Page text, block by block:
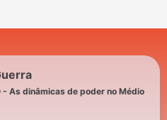
- As dinâmicas de poder no Médio